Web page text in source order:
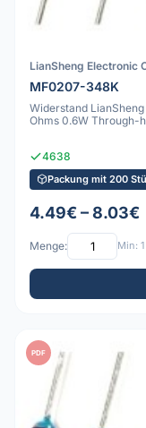
LianSheng Electronic
MF0207-348K
Widerstand
Ohms 0.6W Through-
4638
Packung mit 200
4.49€ – 8.03€
Menge: Min: 1
PDF